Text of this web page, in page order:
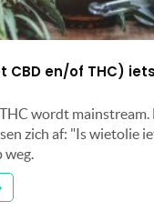
CBD en/of THC)
wordt
zich af: "Is wietolie